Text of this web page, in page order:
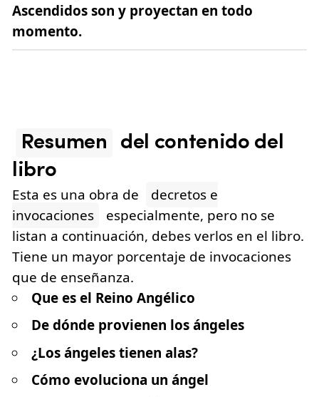
Ascendidos son y proyectan en todo
momento.
Resumen
del contenido del
libro
Esta es una obra de
decretos e
invocaciones
especialmente, pero no se
listan a continuación, debes verlos en el libro.
Tiene un mayor porcentaje de invocaciones
que de enseñanza.
Que es el Reino Angélico
De dónde provienen los ángeles
¿Los ángeles tienen alas?
Cómo evoluciona un ángel